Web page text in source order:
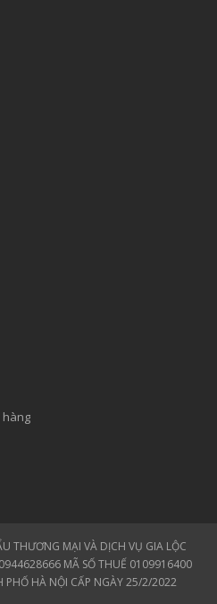
hàng
THƯƠNG MẠI VÀ DỊCH VỤ GIA LỘC
MÃ SỐ THUẾ 0109916400
PHỐ HÀ NỘI CẤP NGÀY 25/2/2022